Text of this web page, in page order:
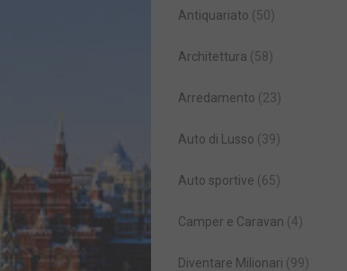
Antiquariato (50)
Architettura (58)
Arredamento (23)
Auto di Lusso (39)
Auto sportive (65)
Camper e Caravan (4)
Diventare Milionari (99)